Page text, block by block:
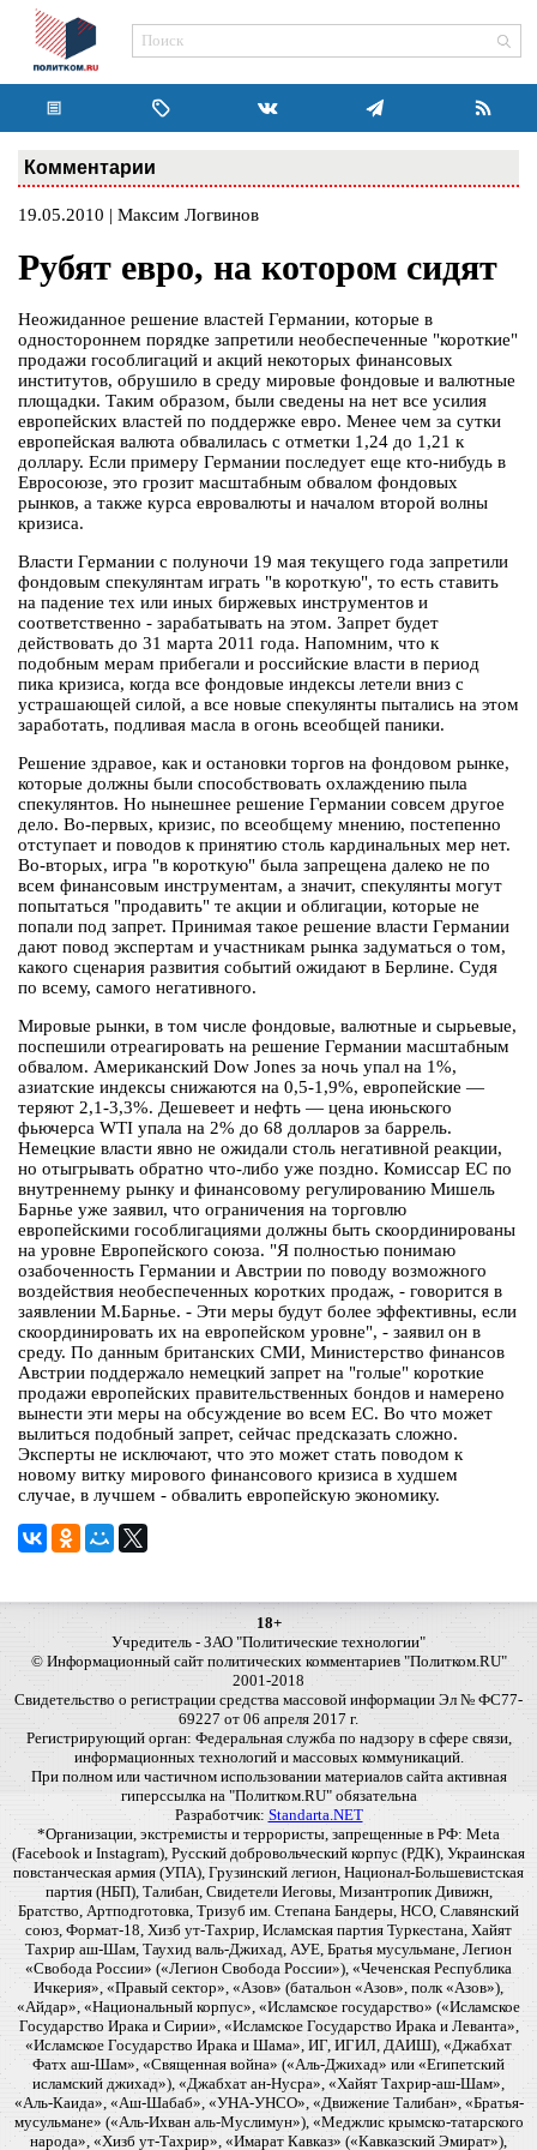
Комментарии
19.05.2010 | Максим Логвинов
Рубят евро, на котором сидят
Неожиданное решение властей Германии, которые в
одностороннем порядке запретили необеспеченные "короткие"
продажи гособлигаций и акций некоторых финансовых
институтов, обрушило в среду мировые фондовые и валютные
площадки. Таким образом, были сведены на нет все усилия
европейских властей по поддержке евро. Менее чем за сутки
европейская валюта обвалилась с отметки 1,24 до 1,21 к
доллару. Если примеру Германии последует еще кто-нибудь в
Евросоюзе, это грозит масштабным обвалом фондовых
рынков, а также курса евровалюты и началом второй волны
кризиса.
Власти Германии с полуночи 19 мая текущего года запретили
фондовым спекулянтам играть "в короткую", то есть ставить
на падение тех или иных биржевых инструментов и
соответственно - зарабатывать на этом. Запрет будет
действовать до 31 марта 2011 года. Напомним, что к
подобным мерам прибегали и российские власти в период
пика кризиса, когда все фондовые индексы летели вниз с
устрашающей силой, а все новые спекулянты пытались на этом
заработать, подливая масла в огонь всеобщей паники.
Решение здравое, как и остановки торгов на фондовом рынке,
которые должны были способствовать охлаждению пыла
спекулянтов. Но нынешнее решение Германии совсем другое
дело. Во-первых, кризис, по всеобщему мнению, постепенно
отступает и поводов к принятию столь кардинальных мер нет.
Во-вторых, игра "в короткую" была запрещена далеко не по
всем финансовым инструментам, а значит, спекулянты могут
попытаться "продавить" те акции и облигации, которые не
попали под запрет. Принимая такое решение власти Германии
дают повод экспертам и участникам рынка задуматься о том,
какого сценария развития событий ожидают в Берлине. Судя
по всему, самого негативного.
Мировые рынки, в том числе фондовые, валютные и сырьевые,
поспешили отреагировать на решение Германии масштабным
обвалом. Американский Dow Jones за ночь упал на 1%,
азиатские индексы снижаются на 0,5-1,9%, европейские —
теряют 2,1-3,3%. Дешевеет и нефть — цена июньского
фьючерса WTI упала на 2% до 68 долларов за баррель.
Немецкие власти явно не ожидали столь негативной реакции,
но отыгрывать обратно что-либо уже поздно. Комиссар ЕС по
внутреннему рынку и финансовому регулированию Мишель
Барнье уже заявил, что ограничения на торговлю
европейскими гособлигациями должны быть скоординированы
на уровне Европейского союза. "Я полностью понимаю
озабоченность Германии и Австрии по поводу возможного
воздействия необеспеченных коротких продаж, - говорится в
заявлении М.Барнье. - Эти меры будут более эффективны, если
скоординировать их на европейском уровне", - заявил он в
среду. По данным британских СМИ, Министерство финансов
Австрии поддержало немецкий запрет на "голые" короткие
продажи европейских правительственных бондов и намерено
вынести эти меры на обсуждение во всем ЕС. Во что может
вылиться подобный запрет, сейчас предсказать сложно.
Эксперты не исключают, что это может стать поводом к
новому витку мирового финансового кризиса в худшем
случае, в лучшем - обвалить европейскую экономику.
18+
Учредитель - ЗАО "Политические технологии"
© Информационный сайт политических комментариев "Политком.RU"
2001-2018
Свидетельство о регистрации средства массовой информации Эл № ФС77-
69227 от 06 апреля 2017 г.
Регистрирующий орган: Федеральная служба по надзору в сфере связи,
информационных технологий и массовых коммуникаций.
При полном или частичном использовании материалов сайта активная
гиперссылка на "Политком.RU" обязательна
Разработчик: Standarta.NET
*Организации, экстремисты и террористы, запрещенные в РФ: Meta
(Facebook и Instagram), Русский добровольческий корпус (РДК), Украинская
повстанческая армия (УПА), Грузинский легион, Национал-Большевистская
партия (НБП), Талибан, Свидетели Иеговы, Мизантропик Дивижн,
Братство, Артподготовка, Тризуб им. Степана Бандеры, НСО, Славянский
союз, Формат-18, Хизб ут-Тахрир, Исламская партия Туркестана, Хайят
Тахрир аш-Шам, Таухид валь-Джихад, АУЕ, Братья мусульмане, Легион
«Свобода России» («Легион Свобода России»), «Чеченская Республика
Ичкерия», «Правый сектор», «Азов» (батальон «Азов», полк «Азов»),
«Айдар», «Национальный корпус», «Исламское государство» («Исламское
Государство Ирака и Сирии», «Исламское Государство Ирака и Леванта»,
«Исламское Государство Ирака и Шама», ИГ, ИГИЛ, ДАИШ), «Джабхат
Фатх аш-Шам», «Священная война» («Аль-Джихад» или «Египетский
исламский джихад»), «Джабхат ан-Нусра», «Хайят Тахрир-аш-Шам»,
«Аль-Каида», «Аш-Шабаб», «УНА-УНСО», «Движение Талибан», «Братья-
мусульмане» («Аль-Ихван аль-Муслимун»), «Меджлис крымско-татарского
народа», «Хизб ут-Тахрир», «Имарат Кавказ» («Кавказский Эмират»),